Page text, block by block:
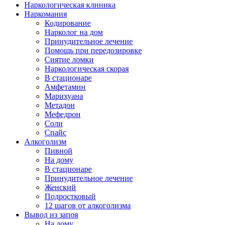
Наркологическая клиника
Наркомания
Кодирование
Нарколог на дом
Принудительное лечение
Помощь при передозировке
Снятие ломки
Наркологическая скорая
В стационаре
Амфетамин
Марихуана
Метадон
Мефедрон
Соли
Спайс
Алкоголизм
Пивной
На дому
В стационаре
Принудительное лечение
Женский
Подростковый
12 шагов от алкоголизма
Вывод из запоя